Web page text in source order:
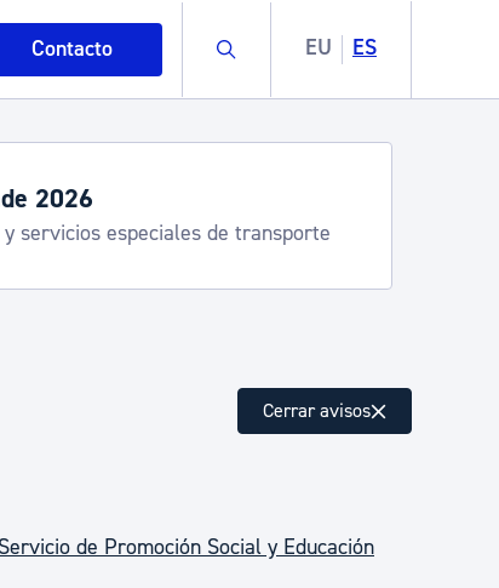
Contacto Buscar EU ES
medioambiente
2026
servicios especiales de transporte
Cerrar avisos
Servicio de Promoción Social y Educación